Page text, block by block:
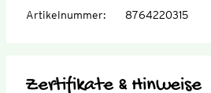
Artikelnummer: 8764220315
Zertifikate & Hinweise